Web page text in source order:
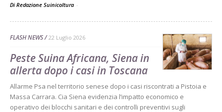
Di Redazione Suinicoltura -
FLASH NEWS 22 Luglio 2026
Peste Suina Africana, Siena in
allerta dopo i casi in Toscana
Allarme Psa nel territorio senese dopo i casi riscontrati a Pistoia e
Massa Carrara. Cia Siena evidenzia l’impatto economico e
operativo dei blocchi sanitari e dei controlli preventivi sugli